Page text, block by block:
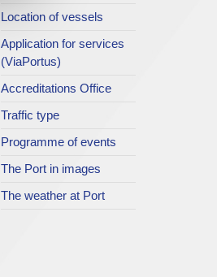
Location of vessels
Application for services
(ViaPortus)
Accreditations Office
Traffic type
Programme of events
The Port in images
The weather at Port